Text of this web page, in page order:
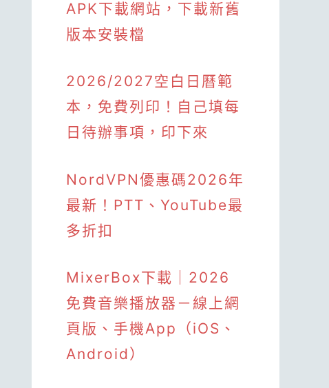
APK下載網站，下載新舊
版本安裝檔
2026/2027空白日曆範
本，免費列印！自己填每
日待辦事項，印下來
NordVPN優惠碼2026年
最新！PTT、YouTube最
多折扣
MixerBox下載｜2026
免費音樂播放器－線上網
頁版、手機App（iOS、
Android）